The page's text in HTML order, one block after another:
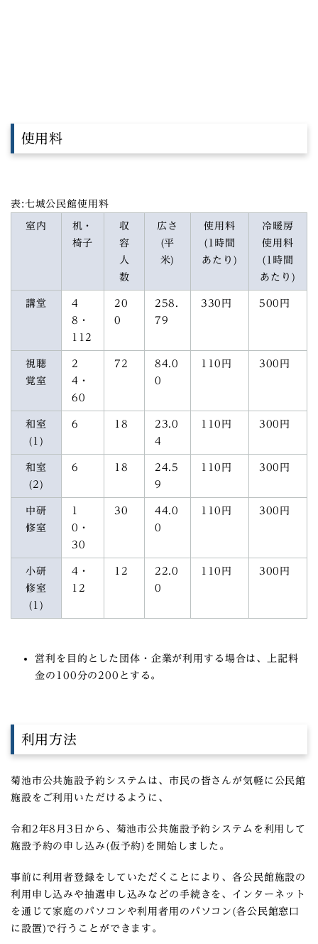
使用料
表:七城公民館使用料
室内
机・
椅子
収
容
人
数
広さ
(平
米)
使用料
(1時間
あたり)
冷暖房
使用料
(1時間
あたり)
講堂
4
8・
112
20
0
258.
79
330円 500円
視聴
覚室
2
4・
60
72
84.0
0
110円 300円
和室
(1)
6 18
23.0
4
110円 300円
和室
(2)
6 18
24.5
9
110円 300円
中研
修室
1
0・
30
30
44.0
0
110円 300円
小研
修室
(1)
4・
12
12
22.0
0
110円 300円
営利を目的とした団体・企業が利用する場合は、上記料
金の100分の200とする。
利用方法
菊池市公共施設予約システムは、市民の皆さんが気軽に公民館
施設をご利用いただけるように、
令和2年8月3日から、 菊池市公共施設予約システム を利用して
施設予約の申し込み(仮予約)を開始しました。
事前に利用者登録をしていただくことにより、各公民館施設の
利用申し込みや抽選申し込みなどの手続きを、インターネット
を通じて家庭のパソコンや利用者用のパソコン(各公民館窓口
に設置)で行うことができます。